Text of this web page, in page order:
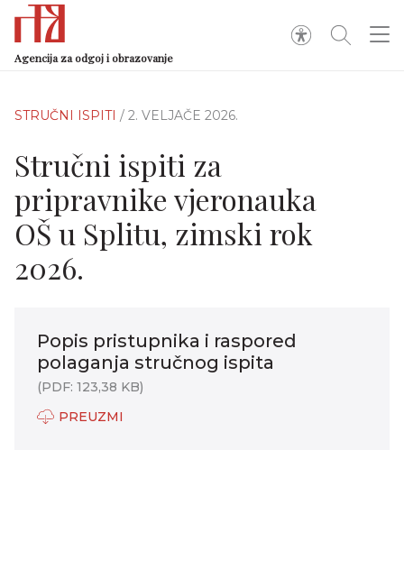
Agencija za odgoj i obrazovanje
STRUČNI ISPITI / 2. VELJAČE 2026.
Stručni ispiti za
pripravnike vjeronauka
OŠ u Splitu, zimski rok
2026.
Popis pristupnika i raspored
polaganja stručnog ispita
(PDF: 123,38 KB)
PREUZMI